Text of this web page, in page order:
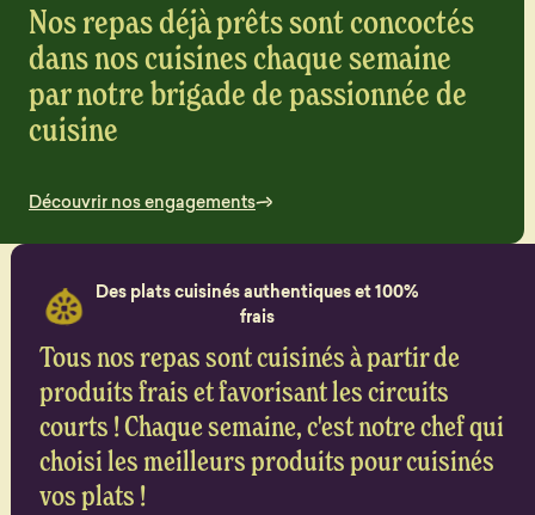
Nos repas déjà prêts sont concoctés
dans nos cuisines chaque semaine
par notre brigade de passionnée de
cuisine
Découvrir nos engagements
Des plats cuisinés authentiques et 100%
frais
Tous nos repas sont cuisinés à partir de
produits frais et favorisant les circuits
courts ! Chaque semaine, c'est notre chef qui
choisi les meilleurs produits pour cuisinés
vos plats !